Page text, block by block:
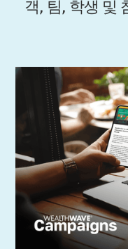
객, 팀, 학생 및